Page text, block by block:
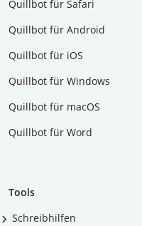
Quillbot für Safari
Quillbot für Android
Quillbot für iOS
Quillbot für Windows
Quillbot für macOS
Quillbot für Word
Tools
Schreibhilfen